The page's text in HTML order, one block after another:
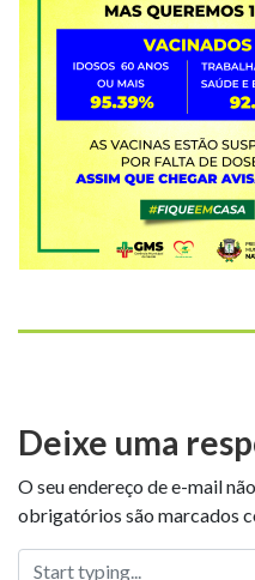
Deixe uma
O seu endereço de e-mail
obrigatórios são marcados